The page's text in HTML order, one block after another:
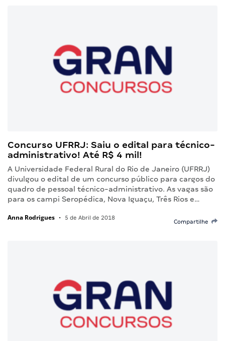
Concurso UFRRJ: Saiu o edital para técnico-
administrativo! Até R$ 4 mil!
A Universidade Federal Rural do Rio de Janeiro (UFRRJ)
divulgou o edital de um concurso público para cargos do
quadro de pessoal técnico-administrativo. As vagas são
para os campi Seropédica, Nova Iguaçu, Três Rios e…
Anna Rodrigues • 5 de Abril de 2018
Compartilhe